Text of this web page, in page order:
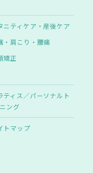
ニティケア・産後ケア
・肩こり・腰痛
矯正
ティス／パーソナルト
ング
トマップ